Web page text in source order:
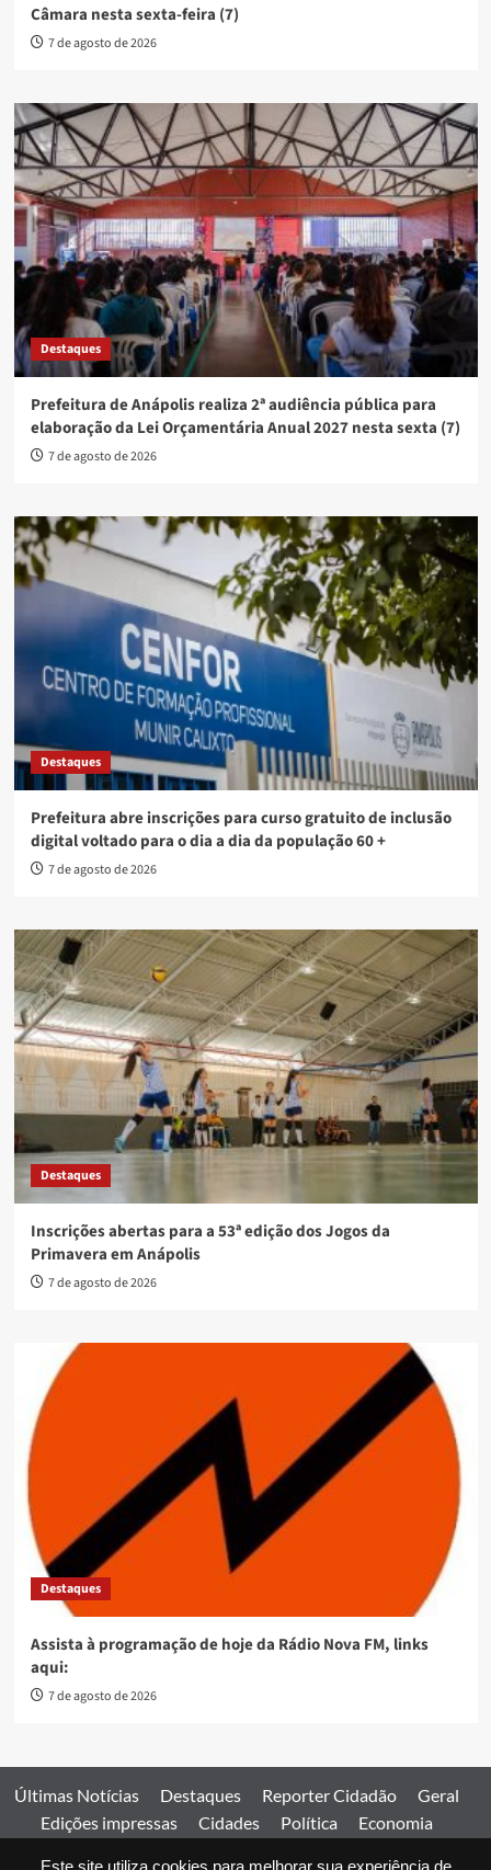
Câmara nesta sexta-feira (7)
7 de agosto de 2026
Destaques
Prefeitura de Anápolis realiza 2ª audiência pública para
elaboração da Lei Orçamentária Anual 2027 nesta sexta (7)
7 de agosto de 2026
Destaques
Prefeitura abre inscrições para curso gratuito de inclusão
digital voltado para o dia a dia da população 60 +
7 de agosto de 2026
Destaques
Inscrições abertas para a 53ª edição dos Jogos da
Primavera em Anápolis
7 de agosto de 2026
Destaques
Assista à programação de hoje da Rádio Nova FM, links
aqui:
7 de agosto de 2026
Últimas Notícias Destaques Reporter Cidadão
Geral
Edições impressas
Cidades Política
Economia